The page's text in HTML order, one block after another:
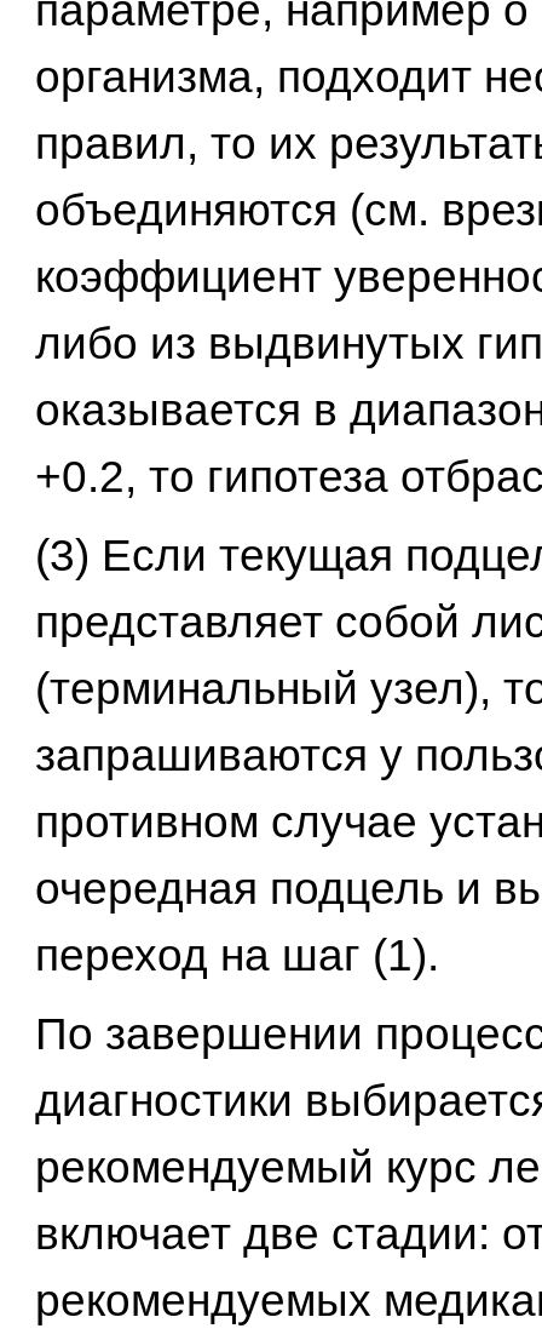
параметре, например о
организма, подходит
правил, то их
объединяются (см.
коэффициент
либо из выдвинутых
оказывается в
+0.2, то гипотеза
(3) Если текущая
представляет собой
(терминальный узел),
запрашиваются у
противном случае
очередная подцель и
переход на шаг (1).
По завершении
диагностики
рекомендуемый курс
включает две стадии:
рекомендуемых